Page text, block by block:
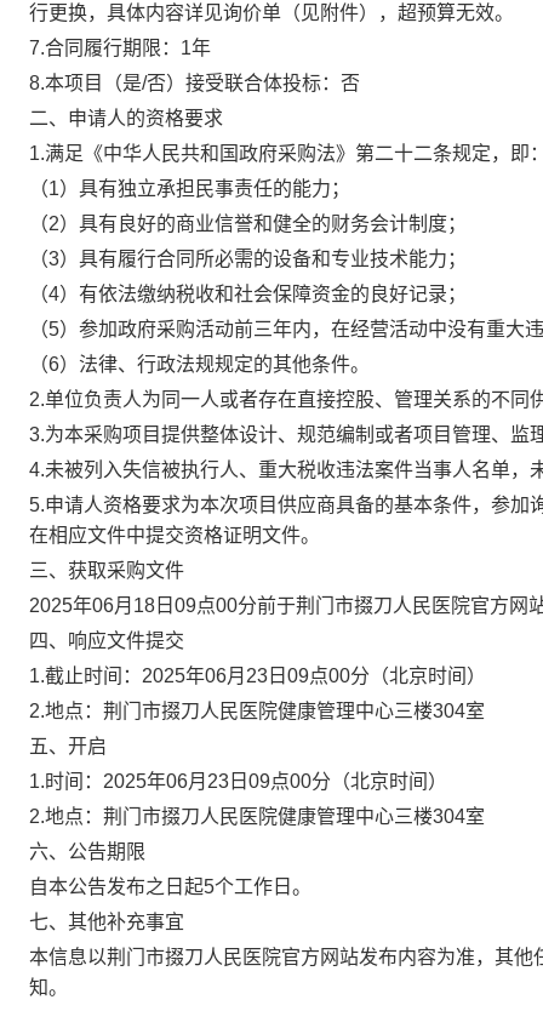
行更换，具体内容详见询价单（见附件），超预算无效。
7.合同履行期限：1年
8.本项目（是/否）接受联合体投标：否
二、申请人的资格要求
1.满足《中华人民共和国政府采购法》第二十二条规定，即
（1）具有独立承担民事责任的能力；
（2）具有良好的商业信誉和健全的财务会计制度；
（3）具有履行合同所必需的设备和专业技术能力；
（4）有依法缴纳税收和社会保障资金的良好记录；
（5）参加政府采购活动前三年内，在经营活动中没有重大
（6）法律、行政法规规定的其他条件。
2.单位负责人为同一人或者存在直接控股、管理关系的不
3.为本采购项目提供整体设计、规范编制或者项目管理、
4.未被列入失信被执行人、重大税收违法案件当事人名单，
5.申请人资格要求为本次项目供应商具备的基本条件，参
在相应文件中提交资格证明文件。
三、获取采购文件
2025年06月18日09点00分前于荆门市掇刀人民医院官方网
四、响应文件提交
1.截止时间：2025年06月23日09点00分（北京时间）
2.地点：荆门市掇刀人民医院健康管理中心三楼304室
五、开启
1.时间：2025年06月23日09点00分（北京时间）
2.地点：荆门市掇刀人民医院健康管理中心三楼304室
六、公告期限
自本公告发布之日起5个工作日。
七、其他补充事宜
本信息以荆门市掇刀人民医院官方网站发布内容为准，其
知。